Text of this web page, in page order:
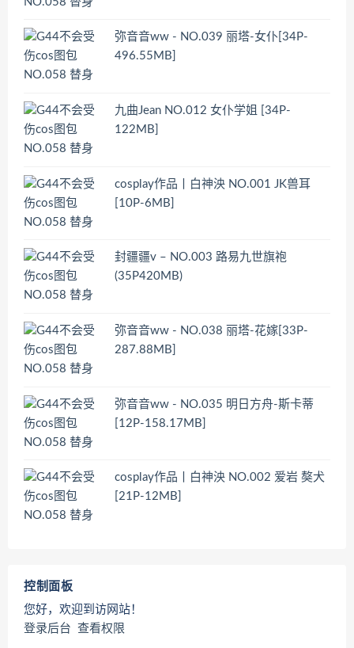
弥音音ww - NO.039 丽塔-女仆[34P-
496.55MB]
九曲Jean NO.012 女仆学姐 [34P-
122MB]
cosplay作品丨白神泱 NO.001 JK兽耳
[10P-6MB]
封疆疆v – NO.003 路易九世旗袍
(35P420MB)
弥音音ww - NO.038 丽塔-花嫁[33P-
287.88MB]
弥音音ww - NO.035 明日方舟-斯卡蒂
[12P-158.17MB]
cosplay作品丨白神泱 NO.002 爱岩 獒犬
[21P-12MB]
控制面板
您好，欢迎到访网站！
登录后台
查看权限